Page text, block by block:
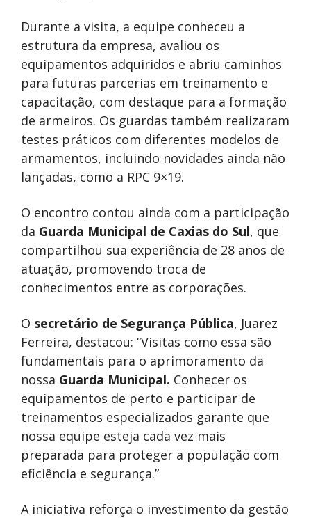
Durante a visita, a equipe conheceu a
estrutura da empresa, avaliou os
equipamentos adquiridos e abriu caminhos
para futuras parcerias em treinamento e
capacitação, com destaque para a formação
de armeiros. Os guardas também realizaram
testes práticos com diferentes modelos de
armamentos, incluindo novidades ainda não
lançadas, como a RPC 9×19.
O encontro contou ainda com a participação
da Guarda Municipal de Caxias do Sul, que
compartilhou sua experiência de 28 anos de
atuação, promovendo troca de
conhecimentos entre as corporações.
O secretário de Segurança Pública, Juarez
Ferreira, destacou: “Visitas como essa são
fundamentais para o aprimoramento da
nossa Guarda Municipal. Conhecer os
equipamentos de perto e participar de
treinamentos especializados garante que
nossa equipe esteja cada vez mais
preparada para proteger a população com
eficiência e segurança.”
A iniciativa reforça o investimento da gestão